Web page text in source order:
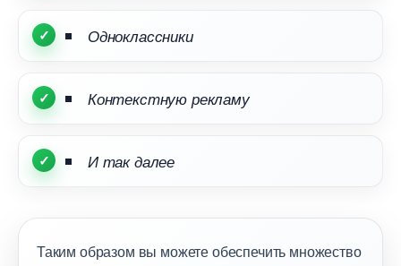
Одноклассники
Контекстную рекламу
И так далее
Таким образом вы можете обеспечить множество